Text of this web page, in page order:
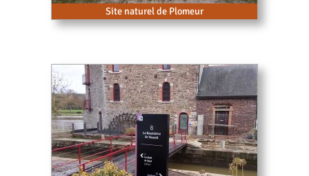
Site naturel de Plomeur